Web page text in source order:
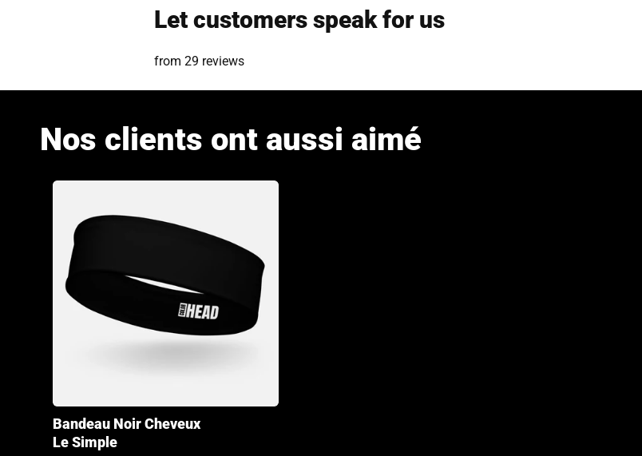
Let customers speak for us
from 29 reviews
Nos clients ont aussi aimé
Bandeau Noir Cheveux
Le Simple